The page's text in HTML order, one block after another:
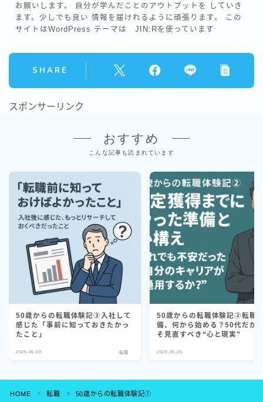
お願いします。 自分が学んだことのアウトプットを していき
ます。少しでも良い 情報を届けれるように頑張ります。 この
サイトはWordPress テーマは JIN:Rを使っています
SHARE
スポンサーリンク
おすすめ
こんな記事も読まれています
50歳からの転職体験記③入社して
感じた「事前に知っておきたかっ
たこと」
2025.06.03 転職
50歳からの転職体験記②転職
備、何から始める？50代だか
そ見直すべき“心と現実”
2025.05.25
HOME ＞ 転職 ＞ 50歳からの転職体験記①